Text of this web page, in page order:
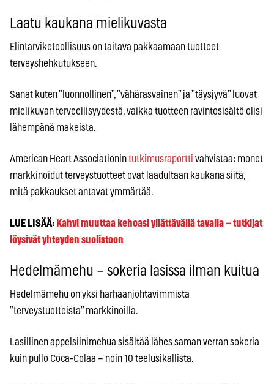
Laatu kaukana mielikuvasta
Elintarviketeollisuus on taitava pakkaamaan tuotteet
terveyshehkutukseen.
Sanat kuten ”luonnollinen”, ”vähärasvainen” ja ”täysjyvä” luovat
mielikuvan terveellisyydestä, vaikka tuotteen ravintosisältö olisi
lähempänä makeista.
American Heart Associationintutkimusraportti vahvistaa: monet
markkinoidut terveystuotteet ovat laadultaan kaukana siitä,
mitä pakkaukset antavat ymmärtää.
LUE LISÄÄ: Kahvi muuttaa kehoasi yllättävällä tavalla – tutkijat
löysivät yhteyden suolistoon
Hedelmämehu – sokeria lasissa ilman kuitua
Hedelmämehu on yksi harhaanjohtavimmista
”terveystuotteista” markkinoilla.
Lasillinen appelsiinimehua sisältää lähes saman verran sokeria
kuin pullo Coca-Colaa – noin 10 teelusikallista.